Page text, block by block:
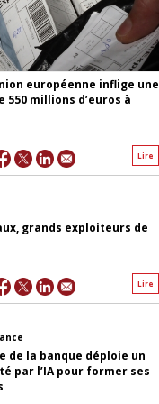
européenne inflige une
550 millions d’euros à
Lire
grands exploiteurs de
Lire
de la banque déploie un
par l’IA pour former ses